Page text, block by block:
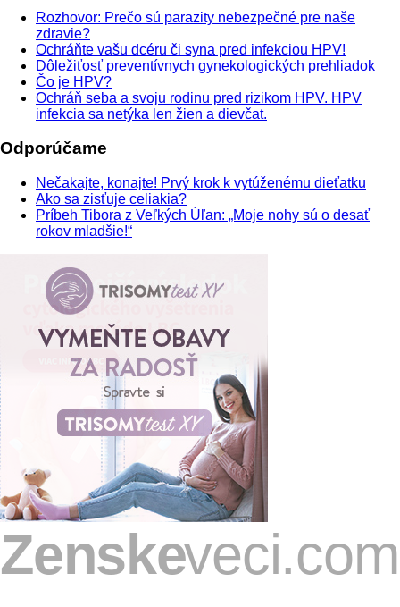
Rozhovor: Prečo sú parazity nebezpečné pre naše
zdravie?
Ochráňte vašu dcéru či syna pred infekciou HPV!
Dôležiťosť preventívnych gynekologických prehliadok
Čo je HPV?
Ochráň seba a svoju rodinu pred rizikom HPV. HPV
infekcia sa netýka len žien a dievčat.
Odporúčame
Nečakajte, konajte! Prvý krok k vytúženému dieťatku
Ako sa zisťuje celiakia?
Príbeh Tibora z Veľkých Úľan: „Moje nohy sú o desať
rokov mladšie!“